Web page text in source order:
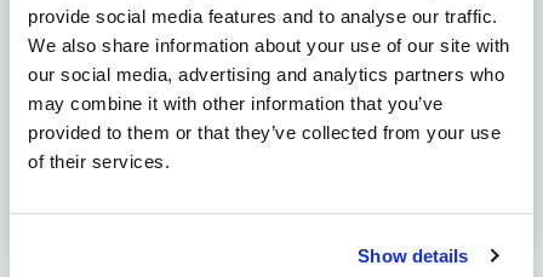
provide social media features and to analyse our traffic.
We also share information about your use of our site with
our social media, advertising and analytics partners who
may combine it with other information that you’ve
provided to them or that they’ve collected from your use
of their services.
Show details
Hoe kan ik een Plesk account naar een andere Plesk
server verhuizen zonder root toegang en zonder
Plesk Migrator
Gewijzigd op Wo, 13 Okt, 2021 om 9:07 PM
Hoe kan ik de e-mails van mijn oude hosting
provider importeren?